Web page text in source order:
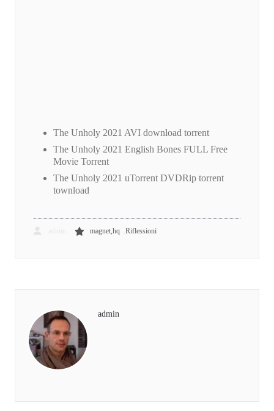
The Unholy 2021 AVI download torrent
The Unholy 2021 English Bones FULL Free
Movie Torrent
The Unholy 2021 uTorrent DVDRip torrent
townload
magnet,hq Riflessioni
admin